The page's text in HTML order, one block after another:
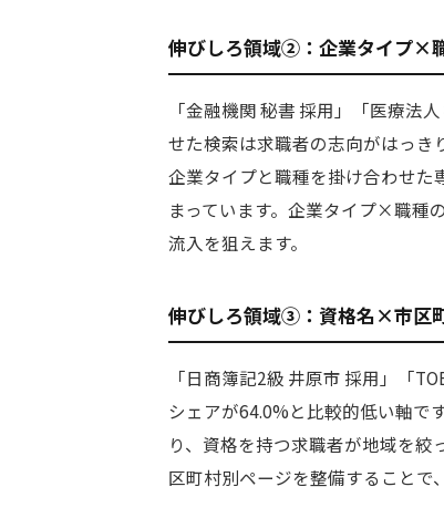
伸びしろ領域②：企業タイプ×
「金融機関 秘書 採用」「医療法
せた検索は求職者の志向がはっき
企業タイプと職種を掛け合わせた
まっています。企業タイプ×職種
流入を狙えます。
伸びしろ領域③：資格名×市区
「日商簿記2級 井原市 採用」「
シェアが64.0%と比較的低い軸で
り、資格を持つ求職者が地域を
区町村別ページを整備することで